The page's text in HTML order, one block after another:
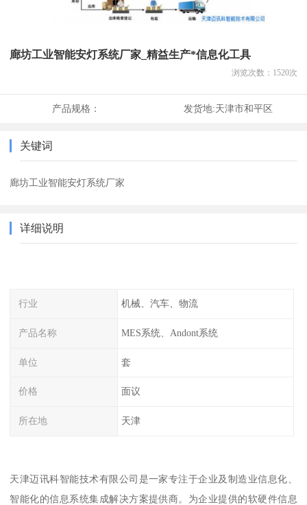
廊坊工业智能安灯系统厂家_精益生产*信息化工具
浏览次数： 1520次
产品规格： 发货地:天津市和平区
关键词
廊坊工业智能安灯系统厂家
详细说明
行业 机械、汽车、物流
产品名称 MES系统、Andont系统
单位 套
价格 面议
所在地 天津
天津迈讯科智能技术有限公司是一家专注于企业及制造业信息化、
智能化的信息系统集成解决方案提供商。为企业提供的软硬件信息